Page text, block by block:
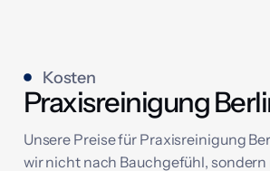
Kosten
Praxisreinigung
Unsere Preise für Praxisreinigung
wir nicht nach Bauchgefühl,